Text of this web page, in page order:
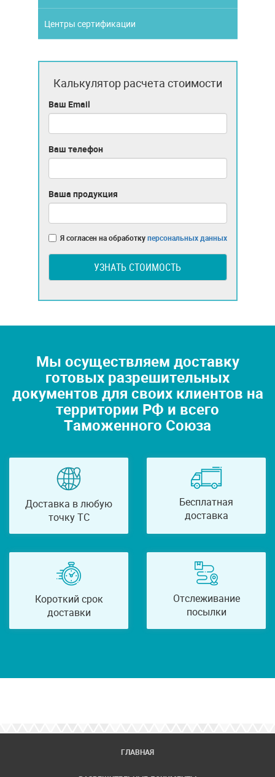
Центры сертификации
Калькулятор расчета стоимости
Ваш Email
Ваш телефон
Ваша продукция
Я согласен на обработкуперсональных данных
УЗНАТЬ СТОИМОСТЬ
Мы осуществляем доставку
готовых разрешительных
документов для своих клиентов на
территории РФ и всего
Таможенного Союза
Доставка в любую
точку ТС
Бесплатная
доставка
Короткий срок
доставки
Отслеживание
посылки
ГЛАВНАЯ